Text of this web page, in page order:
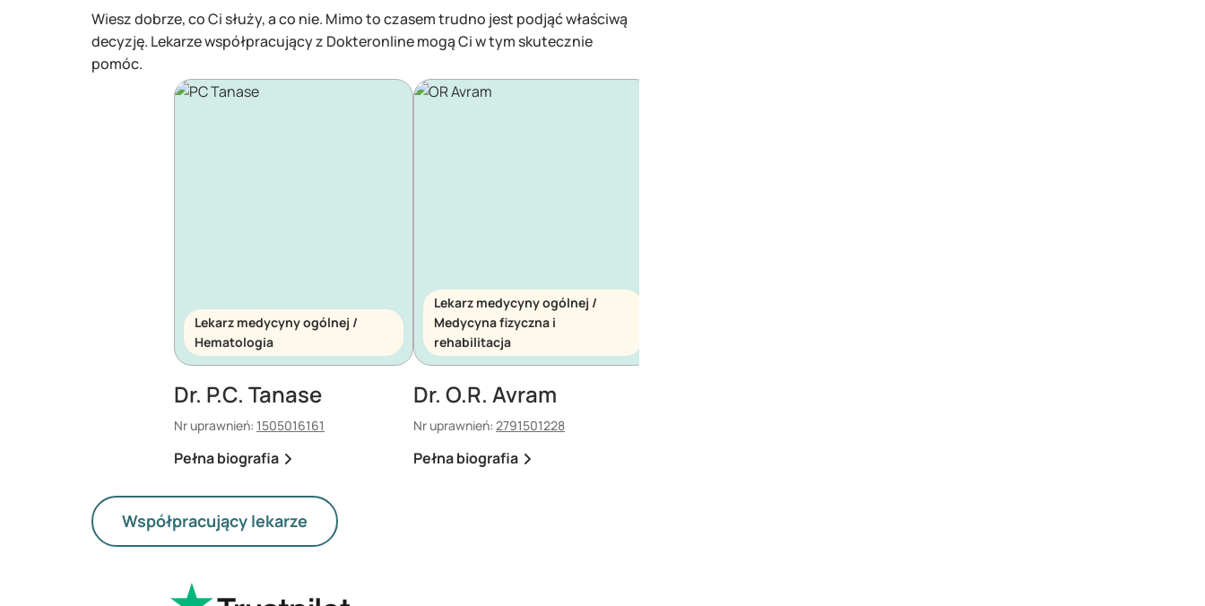
Wiesz dobrze, co Ci służy, a co nie. Mimo to czasem trudno jest podjąć właściwą
decyzję. Lekarze współpracujący z Dokteronline mogą Ci w tym skutecznie
pomóc.
Lekarz medycyny ogólnej /
Hematologia
Dr. P.C. Tanase
Nr uprawnień: 1505016161
Pełna biografia
Lekarz medycyny ogólnej /
Medycyna fizyczna i
rehabilitacja
Dr. O.R. Avram
Nr uprawnień: 2791501228
Pełna biografia
Współpracujący lekarze